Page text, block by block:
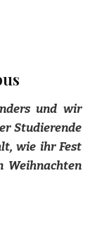
und wir
Studierende
wie ihr Fest
Weihnachten